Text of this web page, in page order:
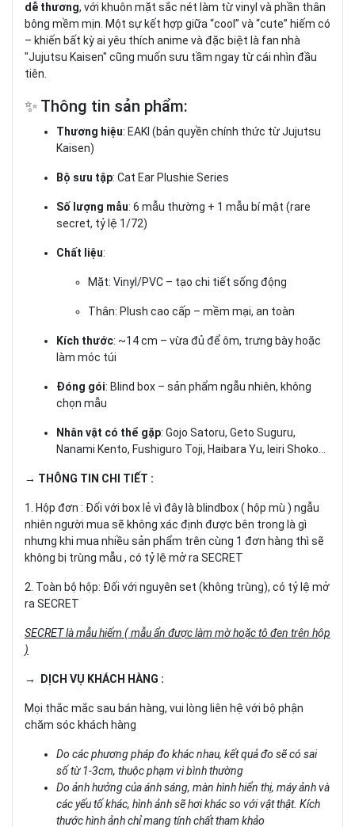
dễ thương, với khuôn mặt sắc nét làm từ vinyl và phần thân
bông mềm mịn. Một sự kết hợp giữa “cool” và “cute” hiếm có
– khiến bất kỳ ai yêu thích anime và đặc biệt là fan nhà
"Jujutsu Kaisen" cũng muốn sưu tầm ngay từ cái nhìn đầu
tiên.
✨ Thông tin sản phẩm:
Thương hiệu: EAKI (bản quyền chính thức từ Jujutsu
Kaisen)
Bộ sưu tập: Cat Ear Plushie Series
Số lượng mẫu: 6 mẫu thường + 1 mẫu bí mật (rare
secret, tỷ lệ 1/72)
Chất liệu:
Mặt: Vinyl/PVC – tạo chi tiết sống động
Thân: Plush cao cấp – mềm mại, an toàn
Kích thước: ~14 cm – vừa đủ để ôm, trưng bày hoặc
làm móc túi
Đóng gói: Blind box – sản phẩm ngẫu nhiên, không
chọn mẫu
Nhân vật có thể gặp: Gojo Satoru, Geto Suguru,
Nanami Kento, Fushiguro Toji, Haibara Yu, Ieiri Shoko...
→ THÔNG TIN CHI TIẾT :
1. Hộp đơn : Đối với box lẻ vì đây là blindbox ( hộp mù ) ngẫu
nhiên người mua sẽ không xác định được bên trong là gì
nhưng khi mua nhiều sản phẩm trên cùng 1 đơn hàng thì sẽ
không bị trùng mẫu , có tỷ lệ mở ra SECRET
2. Toàn bộ hộp: Đối với nguyên set (không trùng), có tỷ lệ mở
ra SECRET
SECRET là mẫu hiếm ( mẫu ẩn được làm mờ hoặc tô đen trên hộp
)
→ DỊCH VỤ KHÁCH HÀNG :
Mọi thắc mắc sau bán hàng, vui lòng liên hệ với bộ phận
chăm sóc khách hàng
Do các phương pháp đo khác nhau, kết quả đo sẽ có sai
số từ 1-3cm, thuộc phạm vi bình thường
Do ảnh hưởng của ánh sáng, màn hình hiển thị, máy ảnh và
các yếu tố khác, hình ảnh sẽ hơi khác so với vật thật. Kích
thước hình ảnh chỉ mang tính chất tham khảo